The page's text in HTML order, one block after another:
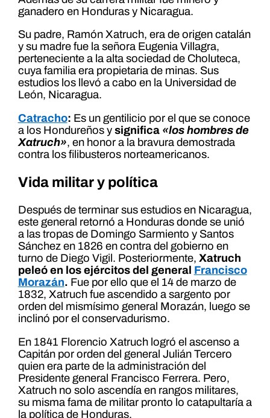
ganadero en Honduras y Nicaragua.
Su padre, Ramón Xatruch, era de origen catalán
y su madre fue la señora Eugenia Villagra,
perteneciente a la alta sociedad de Choluteca,
cuya familia era propietaria de minas. Sus
estudios los llevó a cabo en la Universidad de
León, Nicaragua.
Catracho: Es un gentilicio por el que se conoce
a los Hondureños y significa «los hombres de
Xatruch», en honor a la bravura demostrada
contra los filibusteros norteamericanos.
Vida militar y política
Después de terminar sus estudios en Nicaragua,
este general retornó a Honduras donde se unió
a las tropas de Domingo Sarmiento y Santos
Sánchez en 1826 en contra del gobierno en
turno de Diego Vigil. Posteriormente, Xatruch
peleó en los ejércitos del general Francisco
Morazán. Fue por ello que el 14 de marzo de
1832, Xatruch fue ascendido a sargento por
orden del mismísimo general Morazán, luego se
inclinó por el conservadurismo.
En 1841 Florencio Xatruch logró el ascenso a
Capitán por orden del general Julián Tercero
quien era parte de la administración del
Presidente general Francisco Ferrera. Pero,
Xatruch no solo ascendía en rangos militares,
su misma fama de militar pronto lo catapultaría a
la política de Honduras.